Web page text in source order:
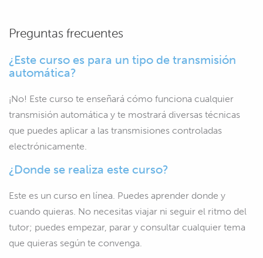
Preguntas frecuentes
¿Este curso es para un tipo de transmisión
automática?
¡No! Este curso te enseñará cómo funciona cualquier
transmisión automática y te mostrará diversas técnicas
que puedes aplicar a las transmisiones controladas
electrónicamente.
¿Donde se realiza este curso?
Este es un curso en línea. Puedes aprender donde y
cuando quieras. No necesitas viajar ni seguir el ritmo del
tutor; puedes empezar, parar y consultar cualquier tema
que quieras según te convenga.